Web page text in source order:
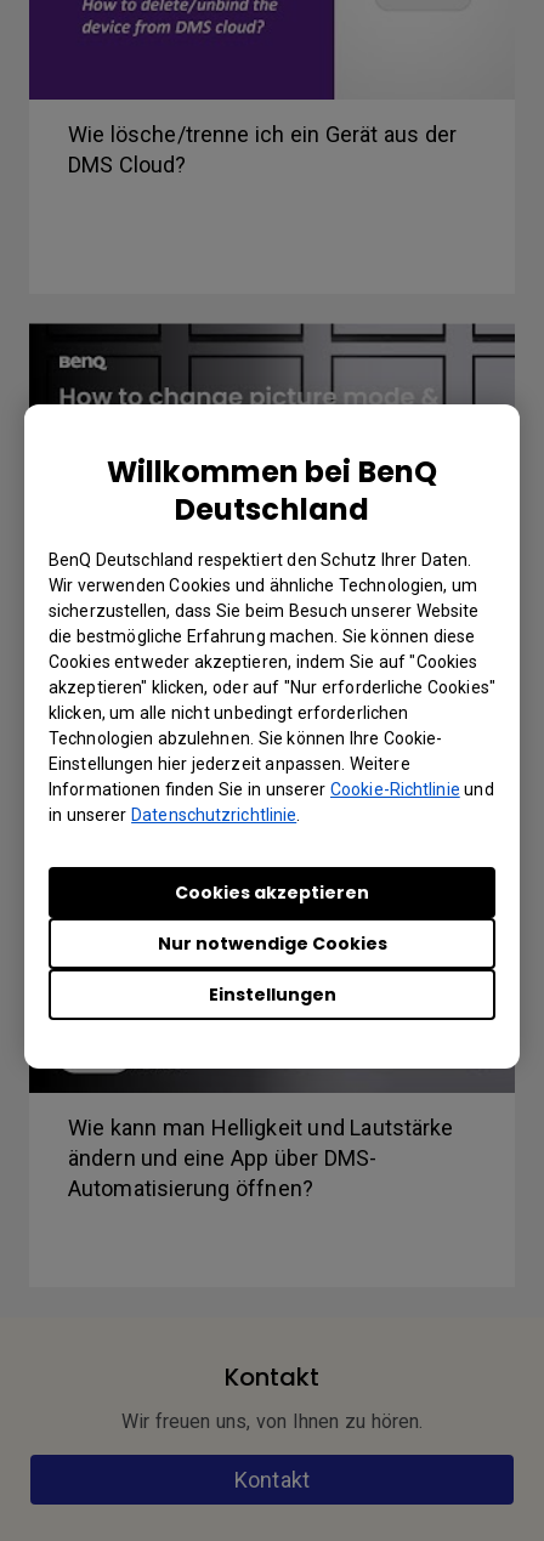
Willkommen bei BenQ
Deutschland
BenQ Deutschland respektiert den Schutz Ihrer Daten.
Wir verwenden Cookies und ähnliche Technologien, um
sicherzustellen, dass Sie beim Besuch unserer Website
die bestmögliche Erfahrung machen. Sie können diese
Cookies entweder akzeptieren, indem Sie auf "Cookies
akzeptieren" klicken, oder auf "Nur erforderliche Cookies"
klicken, um alle nicht unbedingt erforderlichen
Technologien abzulehnen. Sie können Ihre Cookie-
Einstellungen hier jederzeit anpassen. Weitere
Informationen finden Sie in unsererCookie-Richtlinie und
in unserer Datenschutzrichtlinie
Einstellungen
Nur notwendige Cookies
Cookies akzeptieren
Wie lösche/trenne ich ein Gerät aus der
DMS Cloud?
Wie kann man Helligkeit und Lautstärke
ändern und eine App über DMS-
Automatisierung öffnen?
Wie kann man Helligkeit und Lautstärke
ändern und eine App über DMS-
Automatisierung öffnen?
Kontakt
Wir freuen uns, von Ihnen zu hören.
Kontakt